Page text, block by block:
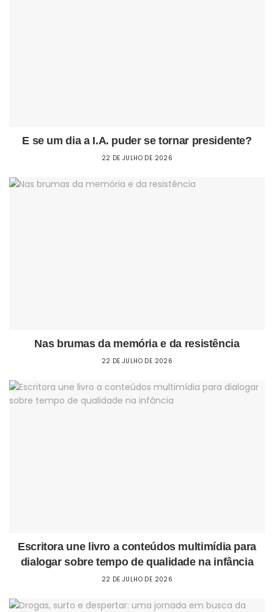
E se um dia a I.A. puder se tornar presidente?
22 DE JULHO DE 2026
Nas brumas da memória e da resistência
22 DE JULHO DE 2026
Escritora une livro a conteúdos multimídia para
dialogar sobre tempo de qualidade na infância
22 DE JULHO DE 2026